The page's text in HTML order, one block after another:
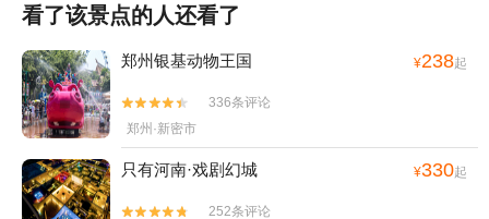
看了该景点的人还看了
郑州银基动物王国 ¥238起


336条评论
郑州·新密市
只有河南·戏剧幻城 ¥330起

 252条评论